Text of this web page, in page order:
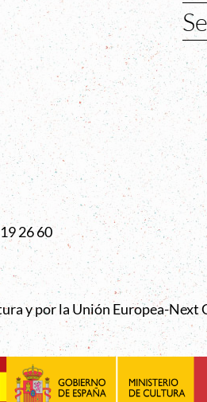
26 60
y por la Unión Europea-Next